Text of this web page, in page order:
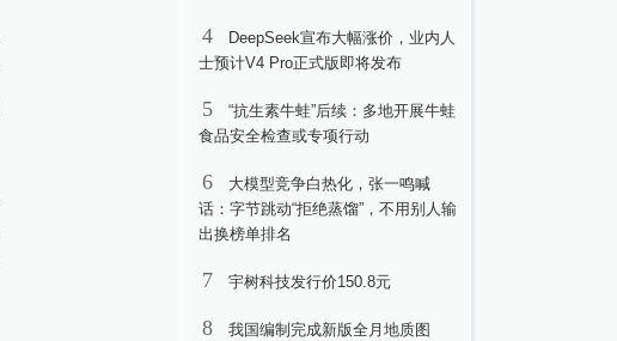
4
DeepSeek宣布大幅涨价，业内人
士预计V4 Pro正式版即将发布
5
“抗生素牛蛙”后续：多地开展牛蛙
食品安全检查或专项行动
6
大模型竞争白热化，张一鸣喊
话：字节跳动“拒绝蒸馏”，不用别人输
出换榜单排名
7 宇树科技发行价150.8元
8 我国编制完成新版全月地质图